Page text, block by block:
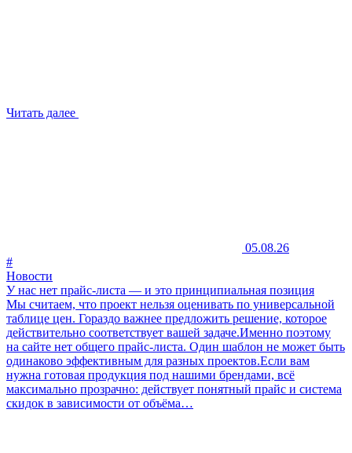
Читать далее
05.08.26
#
Новости
У нас нет прайс-листа — и это принципиальная позиция
Мы считаем, что проект нельзя оценивать по универсальной
таблице цен. Гораздо важнее предложить решение, которое
действительно соответствует вашей задаче.Именно поэтому
на сайте нет общего прайс-листа. Один шаблон не может быть
одинаково эффективным для разных проектов.Если вам
нужна готовая продукция под нашими брендами, всё
максимально прозрачно: действует понятный прайс и система
скидок в зависимости от объёма…